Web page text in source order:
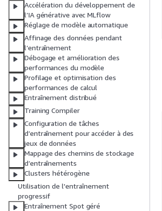
Accélération du développement de
l’IA générative avec MLflow
Réglage de modèle automatique
Affinage des données pendant
l’entraînement
Débogage et amélioration des
performances du modèle
Profilage et optimisation des
performances de calcul
Entraînement distribué
Training Compiler
Configuration de tâches
d’entraînement pour accéder à des
jeux de données
Mappage des chemins de stockage
d’entraînements
Clusters hétérogène
Utilisation de l'entraînement
progressif
Entraînement Spot géré